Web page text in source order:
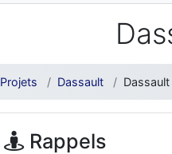
Projets Dassault
Rappels